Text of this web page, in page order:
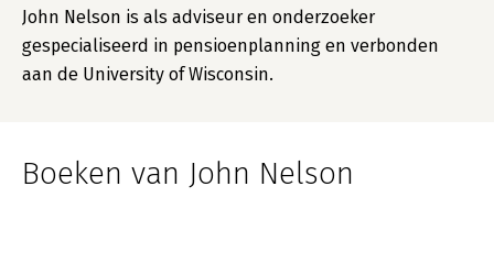
John Nelson is als adviseur en onderzoeker
gespecialiseerd in pensioenplanning en verbonden
aan de University of Wisconsin.
Boeken van John Nelson